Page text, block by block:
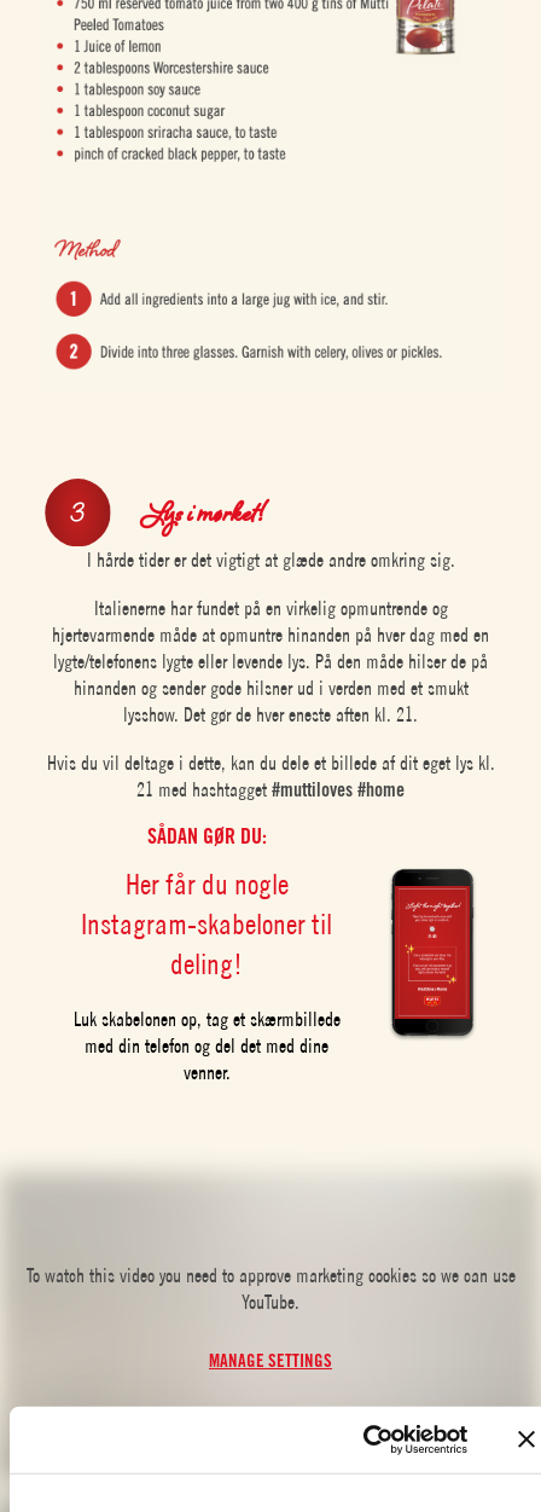
Lys i mørket!
I hårde tider er det vigtigt at glæde andre omkring sig.
Italienerne har fundet på en virkelig opmuntrende og
hjertevarmende måde at opmuntre hinanden på hver dag med en
lygte/telefonens lygte eller levende lys. På den måde hilser de på
hinanden og sender gode hilsner ud i verden med et smukt
lysshow. Det gør de hver eneste aften kl. 21.
Hvis du vil deltage i dette, kan du dele et billede af dit eget lys kl.
21 med hashtagget #muttiloves #home
SÅDAN GØR DU:
Her får du nogle
Instagram-skabeloner til
deling!
Luk skabelonen op, tag et skærmbillede
med din telefon og del det med dine
venner.
To watch this video you need to approve marketing cookies so we can use
YouTube.
MANAGE SETTINGS